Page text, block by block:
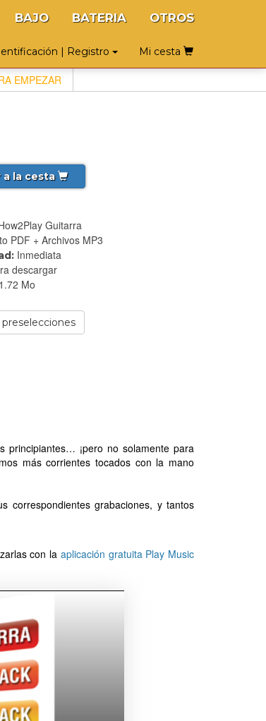
BAJO BATERIA OTROS
| Registro Mi cesta
EMPEZAR
a la cesta
Guitarra
PDF + Archivos MP3
Inmediata
descargar
Mo
principiantes… ¡pero no solamente para
más corrientes tocados con la mano
correspondientes grabaciones, y tantos
con la aplicación gratuita Play Music